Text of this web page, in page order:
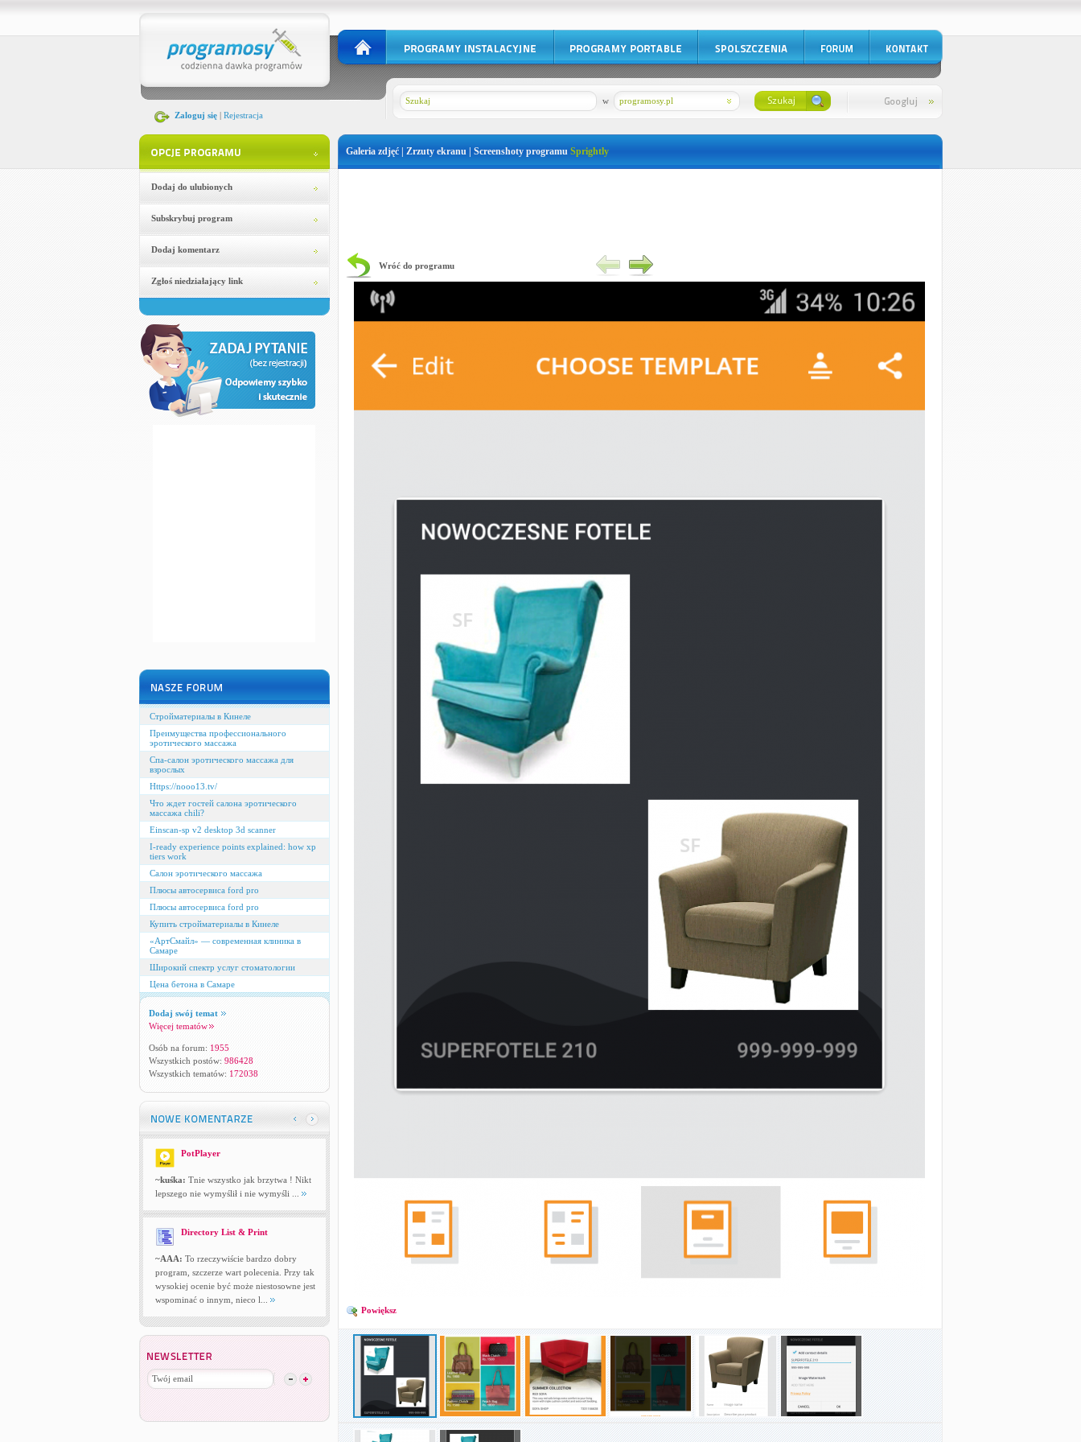
Zaloguj się| Rejestracja
programosy.pl
w
Dodaj do ulubionych
Subskrybuj program
Dodaj komentarz
Zgłoś niedziałający link
Стройматериалы в Кинеле
Преимущества профессионального
эротического массажа
Спа-салон эротического массажа для
взрослых
Https://nooo13.tv/
Что ждет гостей салона эротического
массажа chili?
Einscan-sp v2 desktop 3d scanner
I-ready experience points explained: how xp
tiers work
Салон эротического массажа
Плюсы автосервиса ford pro
Плюсы автосервиса ford pro
Купить стройматериалы в Кинеле
«АртСмайл» — современная клиника в
Самаре
Широкий спектр услуг стоматологии
Цена бетона в Самаре
Dodaj swój temat
Więcej tematów
Osób na forum: 1955
Wszystkich postów: 986428
Wszystkich tematów: 172038
PotPlayer
~kuśka: Tnie wszystko jak brzytwa ! Nikt
lepszego nie wymyślił i nie wymyśli ...
Directory List & Print
~AAA: To rzeczywiście bardzo dobry
program, szczerze wart polecenia. Przy tak
wysokiej ocenie być może niestosowne jest
wspominać o innym, nieco l...
Galeria zdjęć | Zrzuty ekranu | Screenshoty programu Sprightly
Wróć do programu
Powiększ